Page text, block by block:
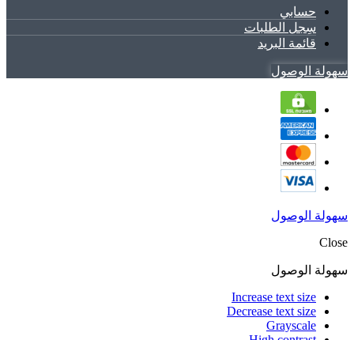
حسابي
سِجل الطلبات
قائمة البريد
سهولة الوصول
سهولة الوصول
Close
سهولة الوصول
Increase text size
Decrease text size
Grayscale